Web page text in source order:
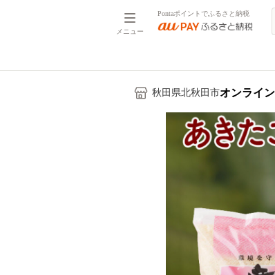
メニュー
Pontaポイントでふるさと納税
秋田県北秋田市オンライ